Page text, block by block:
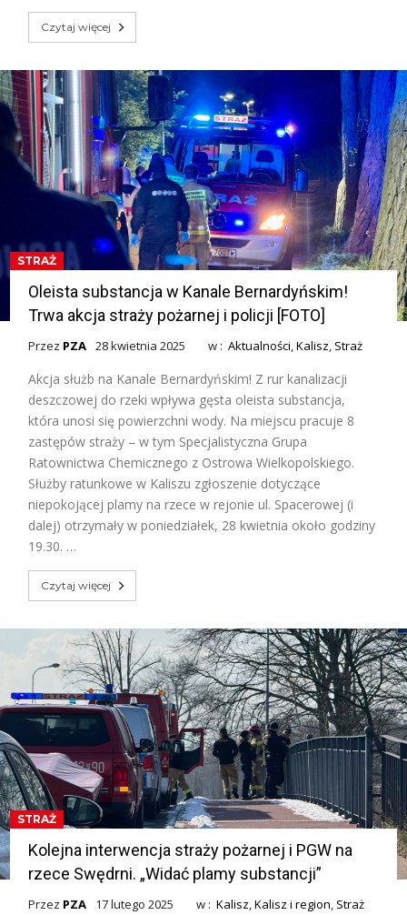
Czytaj więcej
STRAŻ
Oleista substancja w Kanale Bernardyńskim!
Trwa akcja straży pożarnej i policji [FOTO]
Przez PZA 28 kwietnia 2025 w :Aktualności,Kalisz, Straż
Akcja służb na Kanale Bernardyńskim! Z rur kanalizacji
deszczowej do rzeki wpływa gęsta oleista substancja,
która unosi się powierzchni wody. Na miejscu pracuje 8
zastępów straży – w tym Specjalistyczna Grupa
Ratownictwa Chemicznego z Ostrowa Wielkopolskiego.
Służby ratunkowe w Kaliszu zgłoszenie dotyczące
niepokojącej plamy na rzece w rejonie ul. Spacerowej (i
dalej) otrzymały w poniedziałek, 28 kwietnia około godziny
19.30. …
Czytaj więcej
STRAŻ
Kolejna interwencja straży pożarnej i PGW na
rzece Swędrni. „Widać plamy substancji”
Przez PZA 17 lutego 2025 w :Kalisz,Kalisz i region, Straż